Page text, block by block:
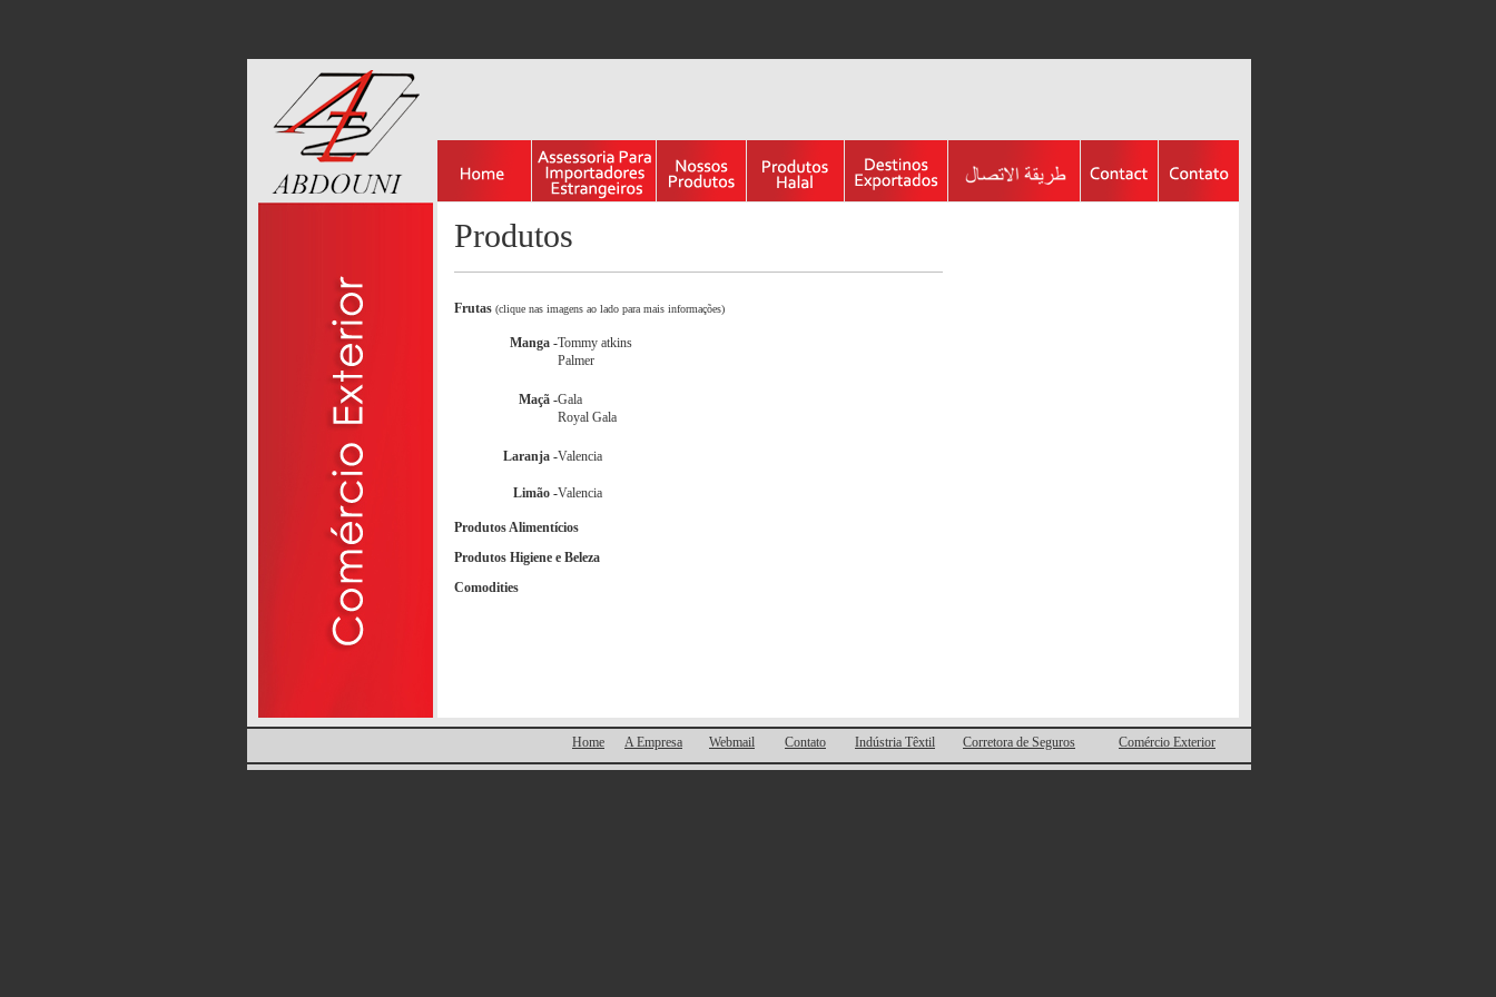
Home A Empresa Webmail Contato Indústria Têxtil Corretora de Seguros Comércio Exterior
Produtos
Frutas (clique nas imagens ao lado para mais informações)
Manga -Tommy atkins
Palmer
Maçã -Gala
Royal Gala
Laranja -Valencia
Limão -Valencia
Produtos Alimentícios
Produtos Higiene e Beleza
Comodities